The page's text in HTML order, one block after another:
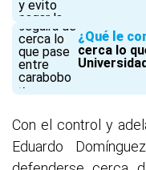
¿Qué le
cerca lo
Con el control y
Eduardo